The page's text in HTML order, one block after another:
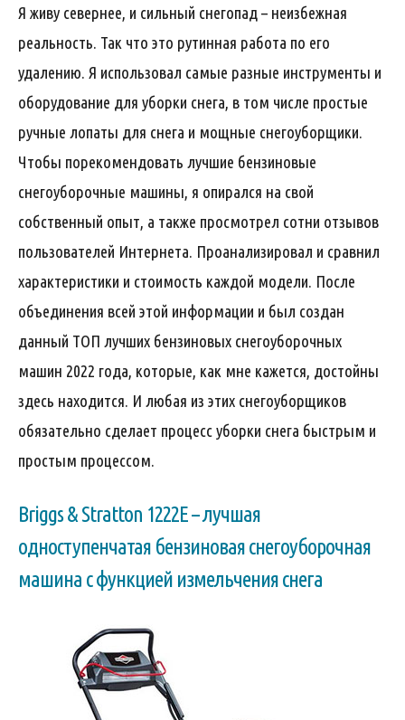
Я живу севернее, и сильный снегопад – неизбежная
реальность. Так что это рутинная работа по его
удалению. Я использовал самые разные инструменты и
оборудование для уборки снега, в том числе простые
ручные лопаты для снега и мощные снегоуборщики.
Чтобы порекомендовать лучшие бензиновые
снегоуборочные машины, я опирался на свой
собственный опыт, а также просмотрел сотни отзывов
пользователей Интернета. Проанализировал и сравнил
характеристики и стоимость каждой модели. После
объединения всей этой информации и был создан
данный ТОП лучших бензиновых снегоуборочных
машин 2022 года, которые, как мне кажется, достойны
здесь находится. И любая из этих снегоуборщиков
обязательно сделает процесс уборки снега быстрым и
простым процессом.
Briggs & Stratton 1222E – лучшая
одноступенчатая бензиновая снегоуборочная
машина с функцией измельчения снега